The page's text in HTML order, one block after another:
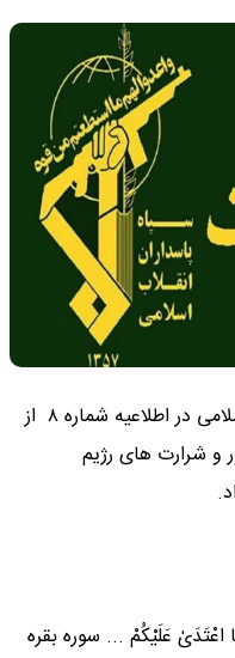
روابط عمومی سپاه پاسداران انقلاب اسلامی در اطلاعیه شماره ۸ از
و شرارت های رژیم
اعْتَدَىٰ عَلَیْکُمْ ... سوره بقره